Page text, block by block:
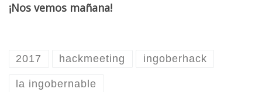
¡Nos vemos mañana!
2017 hackmeeting ingoberhack
la ingobernable